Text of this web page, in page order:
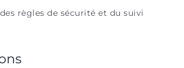
règles de sécurité et du suivi